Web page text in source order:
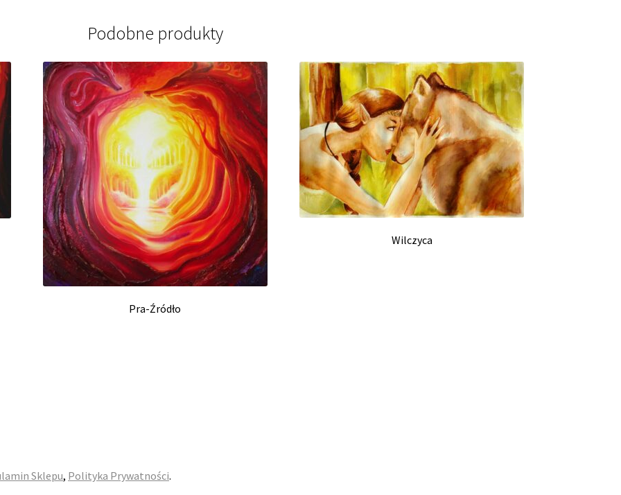
Podobne produkty
Pra-Źródło
Wilczyca
Sklepu, Polityka Prywatności.